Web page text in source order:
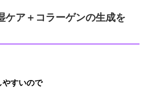
ケア＋コラーゲンの生成を
やすいので